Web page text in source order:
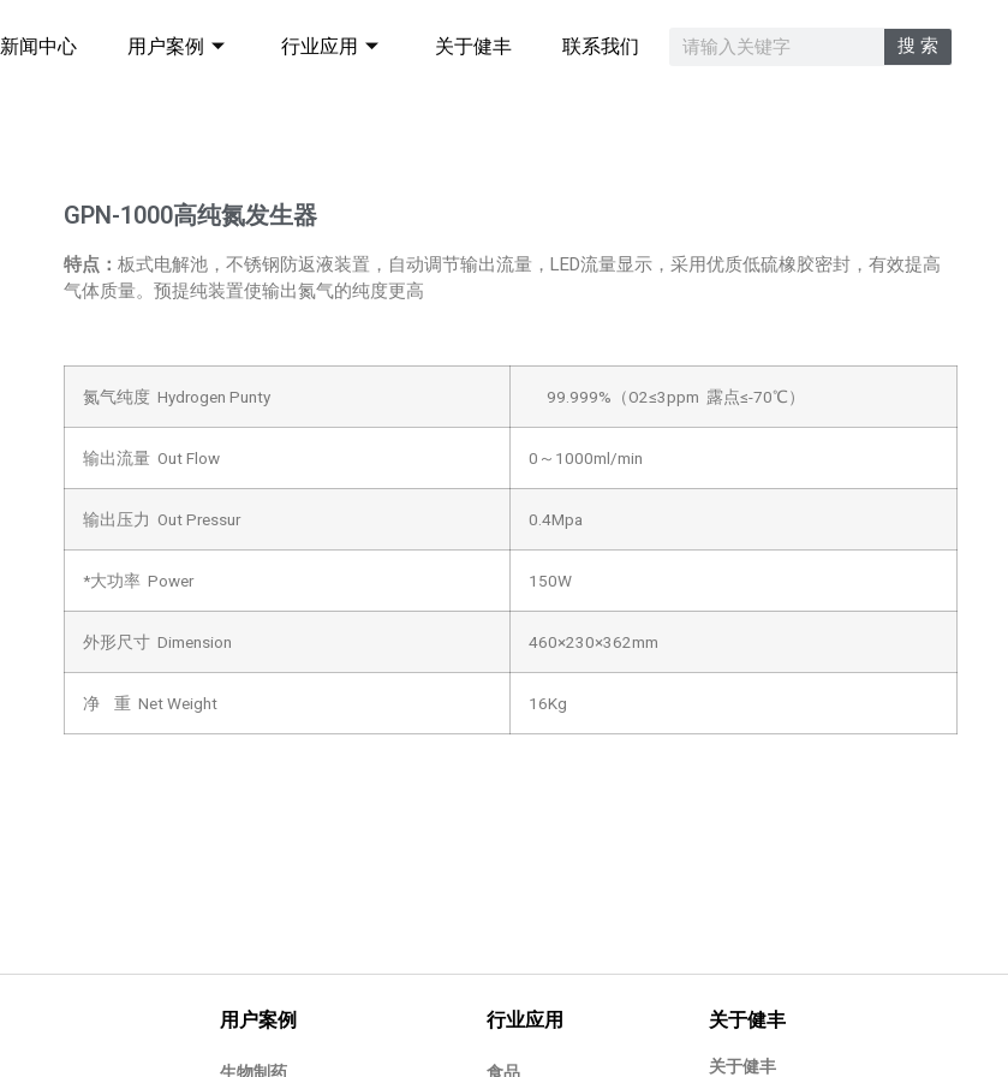
新闻中心 用户案例 行业应用 关于健丰 联系我们 搜 索
GPN-1000高纯氮发生器
特点： 板式电解池，不锈钢防返液装置，自动调节输出流量，LED流量显示，采用优质低硫橡胶密封，有效提高
气体质量。预提纯装置使输出氮气的纯度更高
氮气纯度 Hydrogen Punty 99.999%（O2≤3ppm 露点≤-70℃）
输出流量 Out Flow 0～1000ml/min
输出压力 Out Pressur 0.4Mpa
*大功率 Power 150W
外形尺寸 Dimension 460×230×362mm
净 重 Net Weight 16Kg
用户案例
生物制药
行业应用
食品
关于健丰
关于健丰